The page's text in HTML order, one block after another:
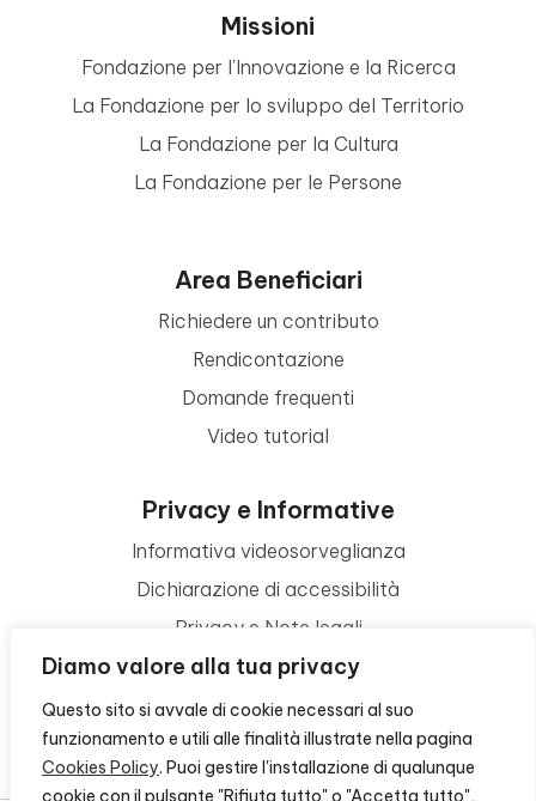
Diamo valore alla tua privacy
Questo sito si avvale di cookie necessari al suo
funzionamento e utili alle finalità illustrate nella pagina
Cookies Policy. Puoi gestire l'installazione di qualunque
cookie con il pulsante "Rifiuta tutto" o "Accetta tutto",
Missioni
Fondazione per l’Innovazione e la Ricerca
La Fondazione per lo sviluppo del Territorio
La Fondazione per la Cultura
La Fondazione per le Persone
Area Beneficiari
Richiedere un contributo
Rendicontazione
Domande frequenti
Video tutorial
Privacy e Informative
Informativa videosorveglianza
Dichiarazione di accessibilità
Privacy e Note legali
Termini di utilizzo
Cookie policy
Contattaci